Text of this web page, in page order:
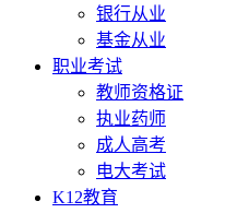
银行从业
基金从业
职业考试
教师资格证
执业药师
成人高考
电大考试
K12教育